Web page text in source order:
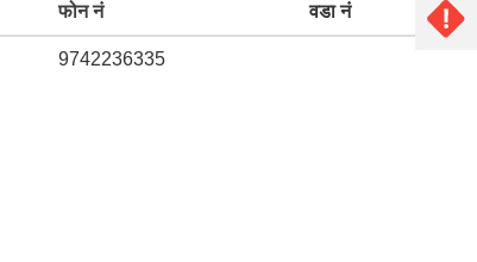
फोन नं वडा नं
9742236335